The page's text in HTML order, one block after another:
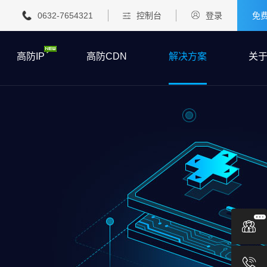
0632-7654321 控制台 登录 免
高防IP 高防CDN 解决方案 关

